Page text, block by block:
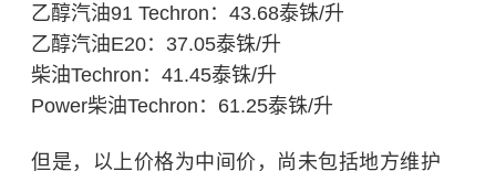
乙醇汽油91 Techron：43.68泰铢/升
乙醇汽油E20：37.05泰铢/升
柴油Techron：41.45泰铢/升
Power柴油Techron：61.25泰铢/升
但是，以上价格为中间价，尚未包括地方维护